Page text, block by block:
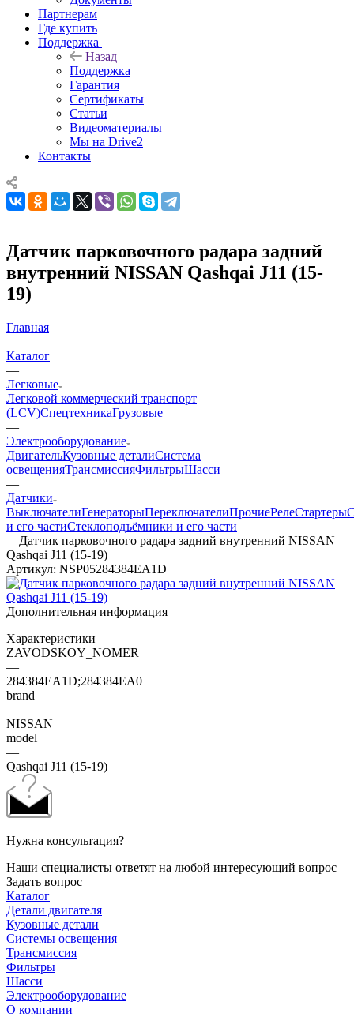
Партнерам
Где купить
Поддержка
Назад
Поддержка
Гарантия
Сертификаты
Статьи
Видеоматериалы
Мы на Drive2
Контакты
Датчик парковочного радара задний
внутренний NISSAN Qashqai J11 (15-
19)
Главная
—
Каталог
—
Легковые
Легковой коммерческий транспорт
(LCV)СпецтехникаГрузовые
—
Электрооборудование
ДвигательКузовные деталиСистема
освещенияТрансмиссияФильтрыШасси
—
Датчики
ВыключателиГенераторыПереключателиПрочиеРелеСтартеры
и его частиСтеклоподъёмники и его части
—Датчик парковочного радара задний внутренний NISSAN
Qashqai J11 (15-19)
Артикул: NSP05284384EA1D
Дополнительная информация
Характеристики
ZAVODSKOY_NOMER
—
284384EA1D;284384EA0
brand
—
NISSAN
model
—
Qashqai J11 (15-19)
Нужна консультация?
Наши специалисты ответят на любой интересующий вопрос
Задать вопрос
Каталог
Детали двигателя
Кузовные детали
Системы освещения
Трансмиссия
Фильтры
Шасси
Электрооборудование
О компании